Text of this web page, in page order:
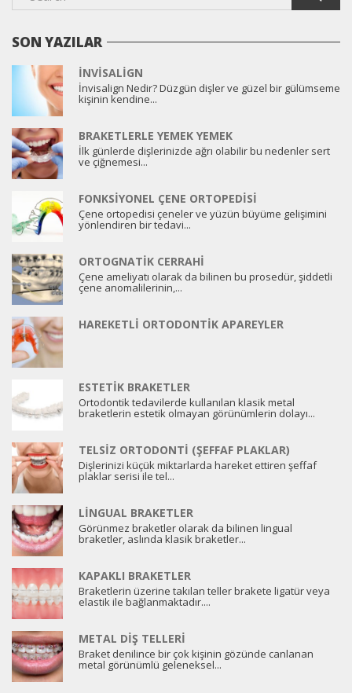
SON YAZILAR
İNVISALIGN
İnvisalign Nedir? Düzgün dişler ve güzel bir gülümseme
kişinin kendine...
BRAKETLERLE YEMEK YEMEK
İlk günlerde dişlerinizde ağrı olabilir bu nedenler sert
ve çiğnemesi...
FONKSIYONEL ÇENE ORTOPEDISI
Çene ortopedisi çeneler ve yüzün büyüme gelişimini
yönlendiren bir tedavi...
ORTOGNATIK CERRAHI
Çene ameliyatı olarak da bilinen bu prosedür, şiddetli
çene anomalilerinin,...
HAREKETLI ORTODONTIK APAREYLER
ESTETIK BRAKETLER
Ortodontik tedavilerde kullanılan klasik metal
braketlerin estetik olmayan görünümlerin dolayı...
TELSIZ ORTODONTI (ŞEFFAF PLAKLAR)
Dişlerinizi küçük miktarlarda hareket ettiren şeffaf
plaklar serisi ile tel...
LINGUAL BRAKETLER
Görünmez braketler olarak da bilinen lingual
braketler, aslında klasik braketler...
KAPAKLI BRAKETLER
Braketlerin üzerine takılan teller brakete ligatür veya
elastik ile bağlanmaktadır....
METAL DIŞ TELLERI
Braket denilince bir çok kişinin gözünde canlanan
metal görünümlü geleneksel...